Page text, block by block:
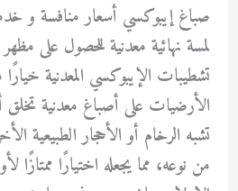
صباغ إيبوكسي أسعار منافسة و
لمسة نهائية معدنية للحصول على
تشطيبات الإيبوكسي المعدنية
الأرضيات على أصباغ معدنية تخلق
تشبه الرخام أو الأحجار الطبيعية
من نوعه، مما يجعله اختيارًا ممتازًا